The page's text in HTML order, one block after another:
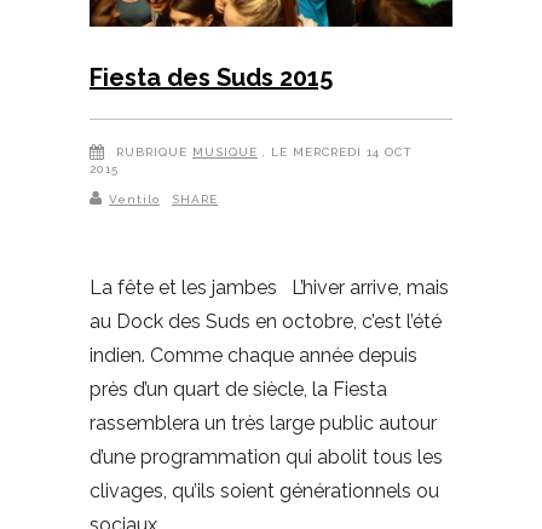
Fiesta des Suds 2015
RUBRIQUE MUSIQUE , LE MERCREDI 14 OCT
2015
Ventilo SHARE
La fête et les jambes L’hiver arrive, mais
au Dock des Suds en octobre, c’est l’été
indien. Comme chaque année depuis
près d’un quart de siècle, la Fiesta
rassemblera un très large public autour
d’une programmation qui abolit tous les
clivages, qu’ils soient générationnels ou